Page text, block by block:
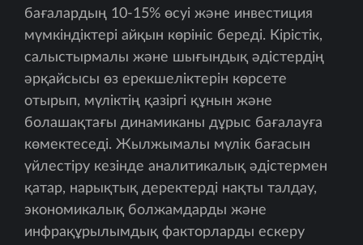
бағалардың 10-15% өсуі және инвестиция
мүмкіндіктері айқын көрініс береді. Кірістік,
салыстырмалы және шығындық әдістердің
әрқайсысы өз ерекшеліктерін көрсете
отырып, мүліктің қазіргі құнын және
болашақтағы динамиканы дұрыс бағалауға
көмектеседі. Жылжымалы мүлік бағасын
үйлестіру кезінде аналитикалық әдістермен
қатар, нарықтық деректерді нақты талдау,
экономикалық болжамдарды және
инфрақұрылымдық факторларды ескеру